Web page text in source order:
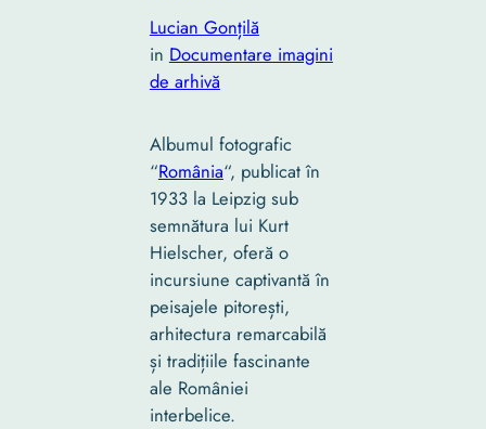
Lucian Gonțilă
in Documentare imagini
de arhivă
Albumul fotografic
“România“, publicat în
1933 la Leipzig sub
semnătura lui Kurt
Hielscher, oferă o
incursiune captivantă în
peisajele pitorești,
arhitectura remarcabilă
și tradițiile fascinante
ale României
interbelice.